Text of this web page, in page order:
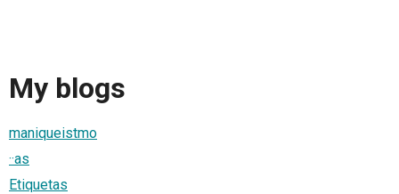
My blogs
maniqueistmo
··as
Etiquetas